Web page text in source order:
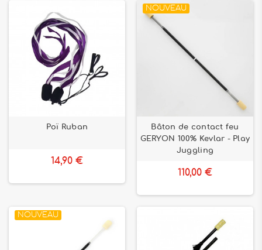
Poï Ruban
14,90 €
NOUVEAU
Bâton de contact feu
GERYON 100% Kevlar - Play
Juggling
110,00 €
NOUVEAU